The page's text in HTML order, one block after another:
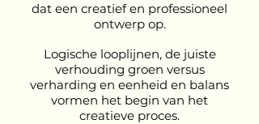
dat een creatief en professioneel
ontwerp op.
Logische looplijnen, de juiste
verhouding groen versus
verharding en eenheid en balans
vormen het begin van het
creatieve proces.